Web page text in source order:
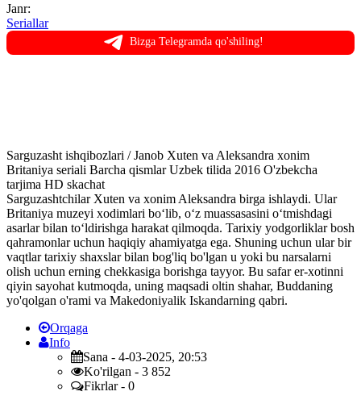
Janr:
Seriallar
Bizga Telegramda qo'shiling!
Sarguzasht ishqibozlari / Janob Xuten va Aleksandra xonim
Britaniya seriali Barcha qismlar Uzbek tilida 2016 O'zbekcha
tarjima HD skachat
Sarguzashtchilar Xuten va xonim Aleksandra birga ishlaydi. Ular
Britaniya muzeyi xodimlari bo‘lib, o‘z muassasasini o‘tmishdagi
asarlar bilan to‘ldirishga harakat qilmoqda. Tarixiy yodgorliklar bosh
qahramonlar uchun haqiqiy ahamiyatga ega. Shuning uchun ular bir
vaqtlar tarixiy shaxslar bilan bog'liq bo'lgan u yoki bu narsalarni
olish uchun erning chekkasiga borishga tayyor. Bu safar er-xotinni
qiyin sayohat kutmoqda, uning maqsadi oltin shahar, Buddaning
yo'qolgan o'rami va Makedoniyalik Iskandarning qabri.
Orqaga
Info
Sana - 4-03-2025, 20:53
Ko'rilgan - 3 852
Fikrlar - 0